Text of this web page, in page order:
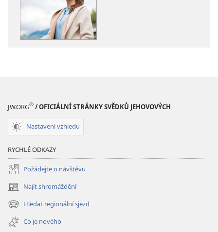
Bible
JW.ORG® / OFICIÁLNÍ STRÁNKY SVĚDKŮ JEHOVOVÝCH
Nastavení vzhledu
RYCHLÉ ODKAZY
Požádejte o návštěvu
Najít shromáždění
(otevřeno
nové
okno)
Hledat regionální sjezd
(otevřeno
nové
okno)
Co je nového